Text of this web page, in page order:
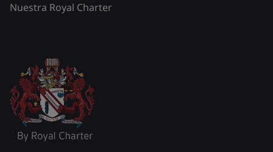
Nuestra Royal Charter